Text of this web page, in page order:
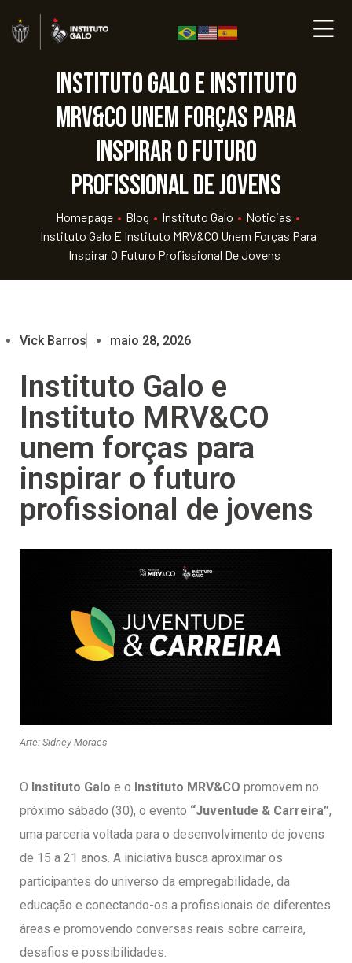
Instituto Galo e Instituto
MRV&CO unem forças para
inspirar o futuro
profissional de jovens
Homepage • Blog • Instituto Galo • Noticias •
Instituto Galo E Instituto MRV&CO Unem Forças Para
Inspirar O Futuro Profissional De Jovens
Vick Barros maio 28, 2026
Instituto Galo e
Instituto MRV&CO
unem forças para
inspirar o futuro
profissional de jovens
Arte: Sidney Moraes
O Instituto Galo e o Instituto MRV&CO promovem no
próximo sábado (30), o evento “Juventude & Carreira”,
uma parceria voltada para o desenvolvimento de jovens
de 15 a 21 anos. A iniciativa busca aproximar os
participantes do universo da empregabilidade, da
educação e conectando-os a profissionais de diferentes
áreas e promovendo conversas reais sobre carreira,
desafios e possibilidades.